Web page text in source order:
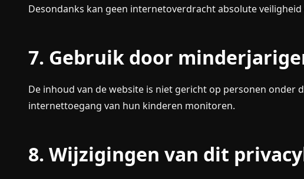
Desondanks kan geen internetoverdracht absolute
7. Gebruik door
De inhoud van de website is niet gericht op personen onder
internettoegang van hun kinderen monitoren.
8. Wijzigingen van dit